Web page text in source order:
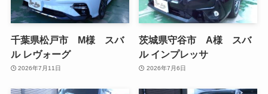
千葉県松戸市 M様 スバ
ル レヴォーグ
2026年7月11日
茨城県守谷市 A様 スバ
ル インプレッサ
2026年7月6日